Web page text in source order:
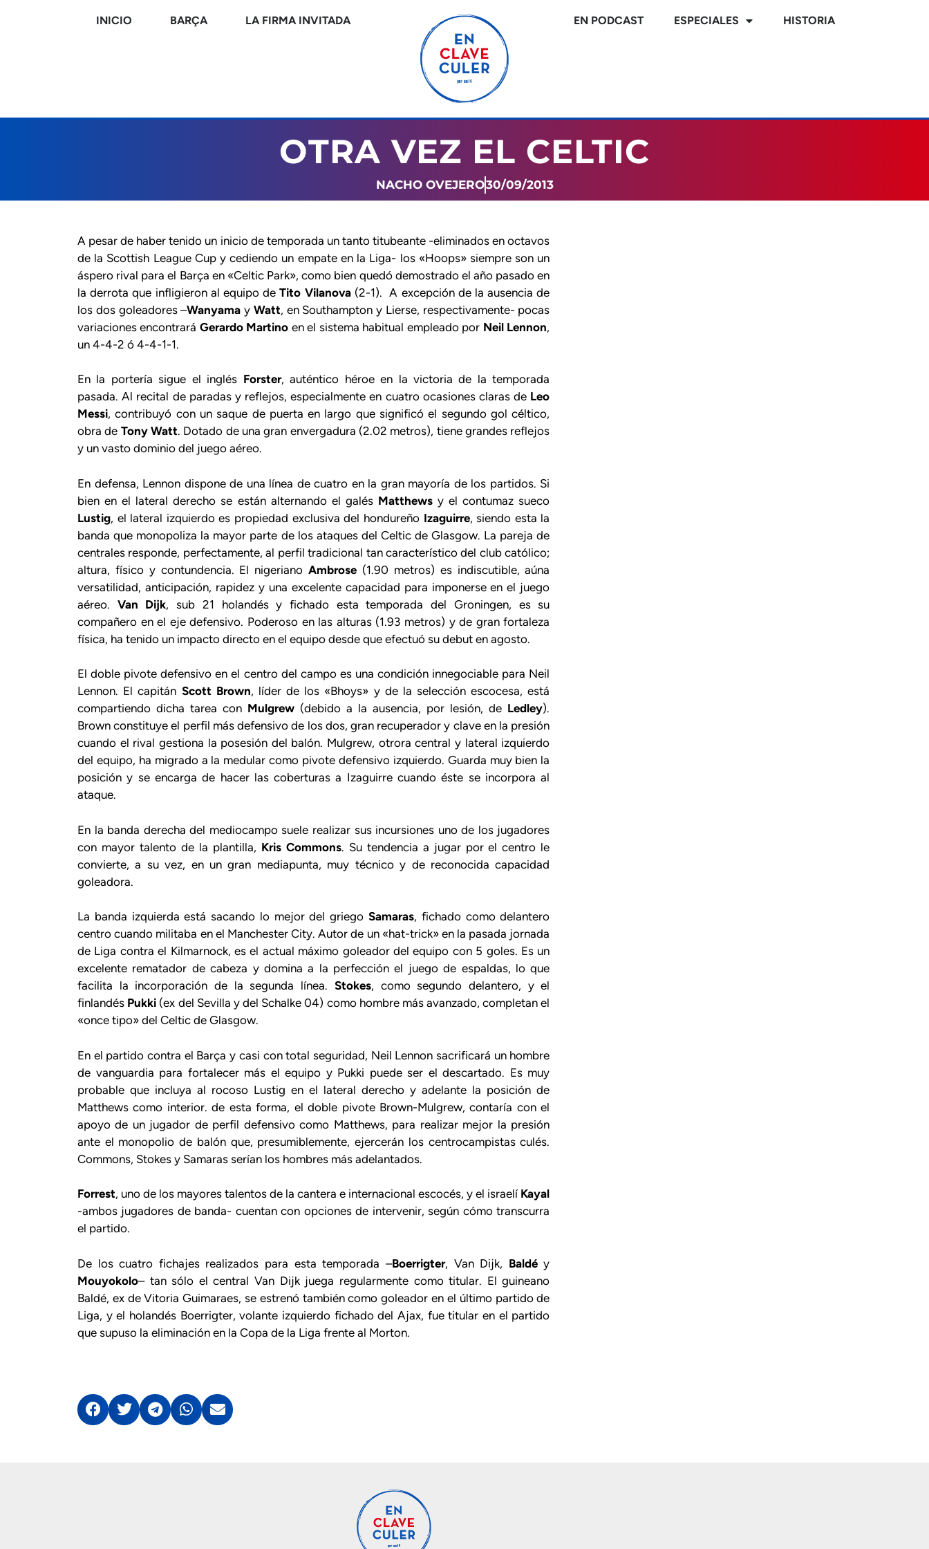
INICIO BARÇA LA FIRMA INVITADA EN PODCAST ESPECIALES HISTORIA
OTRA VEZ EL CELTIC
NACHO OVEJERO30/09/2013
A pesar de haber tenido un inicio de temporada un tanto titubeante -eliminados en octavos
de la Scottish League Cupy cediendo un empate en la Liga- los «Hoops» siempre son un
áspero rival para el Barça en «Celtic Park», como bien quedó demostrado el año pasado en
la derrota que infligieron al equipo deTito Vilanova(2-1). A excepción de la ausencia de
los dos goleadores –Wanyama y Watt, en Southampton y Lierse, respectivamente- pocas
variaciones encontrará Gerardo Martino en el sistema habitual empleado por Neil Lennon,
un 4-4-2 ó 4-4-1-1.
En la portería sigue el inglés Forster, auténtico héroe en la victoria de la temporada
pasada. Al recital de paradas y reflejos, especialmente en cuatro ocasiones claras de Leo
Messi, contribuyó con un saque de puerta en largo que significó el segundo gol céltico,
obra de Tony Watt. Dotado de una gran envergadura (2.02 metros), tiene grandes reflejos
y un vasto dominio del juego aéreo.
En defensa, Lennon dispone de una línea de cuatro en la gran mayoría de los partidos. Si
bien en el lateral derecho se están alternando el galés Matthewsy el contumaz sueco
Lustig, el lateral izquierdo es propiedad exclusiva del hondureño Izaguirre, siendo esta la
banda que monopoliza la mayor parte de los ataques del Celtic de Glasgow. La pareja de
centrales responde, perfectamente, al perfil tradicional tan característico del club católico;
altura, físico y contundencia. El nigerianoAmbrose (1.90 metros) es indiscutible, aúna
versatilidad, anticipación, rapidez y una excelente capacidad para imponerse en el juego
aéreo. Van Dijk, sub 21 holandés y fichado esta temporada del Groningen, es su
compañero en el eje defensivo. Poderoso en las alturas (1.93 metros) y de gran fortaleza
física, ha tenido un impacto directo en el equipo desde que efectuó su debut en agosto.
El doble pivote defensivo en el centro del campo es una condición innegociable para Neil
Lennon. El capitán Scott Brown, líder de los «Bhoys» y de la selección escocesa, está
compartiendo dicha tarea con Mulgrew (debido a la ausencia, por lesión, de Ledley).
Brown constituye el perfil más defensivo de los dos, gran recuperador y clave en la presión
cuando el rival gestiona la posesión del balón. Mulgrew, otrora central y lateral izquierdo
del equipo, ha migrado a la medular como pivote defensivo izquierdo. Guarda muy bien la
posición y se encarga de hacer las coberturas a Izaguirre cuando éste se incorpora al
ataque.
En la banda derecha del mediocampo suele realizar sus incursiones uno de los jugadores
con mayor talento de la plantilla, Kris Commons. Su tendencia a jugar por el centro le
convierte, a su vez, en un gran mediapunta, muy técnico y de reconocida capacidad
goleadora.
La banda izquierda está sacando lo mejor del griegoSamaras, fichado como delantero
centro cuando militaba en el Manchester City. Autor de un «hat-trick» en la pasada jornada
de Liga contra el Kilmarnock, es el actual máximo goleador del equipo con 5 goles. Es un
excelente rematador de cabeza y domina a la perfección el juego de espaldas, lo que
facilita la incorporación de la segunda línea. Stokes, como segundo delantero, y el
finlandés Pukki (ex del Sevilla y del Schalke 04) como hombre más avanzado, completan el
«once tipo» del Celtic de Glasgow.
En el partido contra el Barça y casi con total seguridad, Neil Lennon sacrificará un hombre
de vanguardia para fortalecer más el equipo y Pukki puede ser el descartado. Es muy
probable que incluya al rocoso Lustig en el lateral derecho y adelante la posición de
Matthews como interior. de esta forma, el doble pivote Brown-Mulgrew, contaría con el
apoyo de un jugador de perfil defensivo como Matthews, para realizar mejor la presión
ante el monopolio de balón que, presumiblemente, ejercerán los centrocampistas culés.
Commons, Stokes y Samaras serían los hombres más adelantados.
Forrest, uno de los mayores talentos de la cantera e internacional escocés, y el israelí Kayal
-ambos jugadores de banda- cuentan con opciones de intervenir, según cómo transcurra
el partido.
De los cuatro fichajes realizados para esta temporada –Boerrigter, Van Dijk, Baldéy
Mouyokolo– tan sólo el central Van Dijk juega regularmente como titular. El guineano
Baldé, ex de Vitoria Guimaraes, se estrenó también como goleador en el último partido de
Liga, y el holandés Boerrigter, volante izquierdo fichado del Ajax, fue titular en el partido
que supuso la eliminación en la Copa de la Liga frente al Morton.